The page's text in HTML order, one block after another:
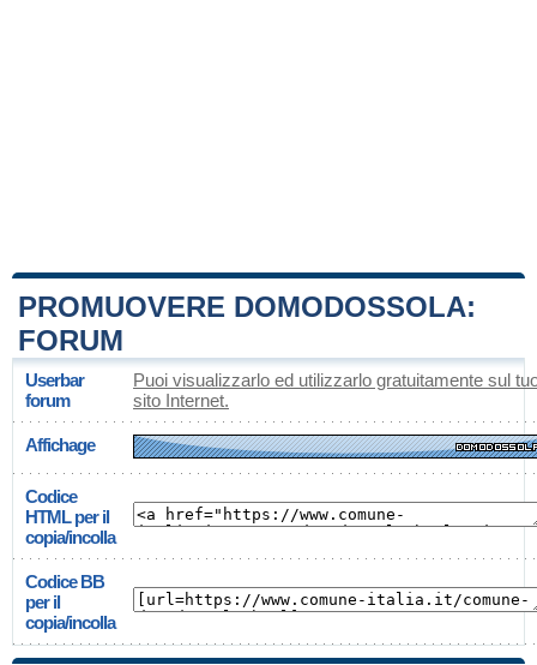
PROMUOVERE DOMODOSSOLA:
FORUM
Userbar
forum
Puoi visualizzarlo ed utilizzarlo gratuitamente sul
sito Internet.
Affichage
Codice
HTML per il
copia/incolla
Codice BB
per il
copia/incolla